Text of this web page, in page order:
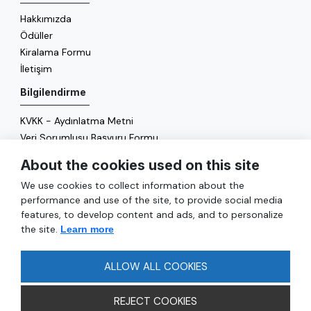
Hakkımızda
Ödüller
Kiralama Formu
İletişim
Bilgilendirme
KVKK - Aydınlatma Metni
Veri Sorumlusu Başvuru Formu
Enerji Politikası
Genel
Hizmetler
About the cookies used on this site
We use cookies to collect information about the
performance and use of the site, to provide social media
features, to develop content and ads, and to personalize
the site. Learn more
ALLOW ALL COOKIES
REJECT COOKIES